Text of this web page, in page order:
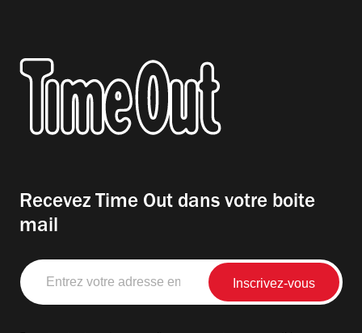
Recevez Time Out dans votre boite
mail
Entrez
votre
adresse